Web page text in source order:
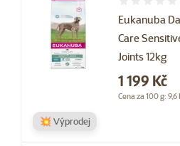
Eukanuba
Care
Joints 12kg
Cena
1 199 Kč
Cena za 100 g: 9,6
💥 Výprodej